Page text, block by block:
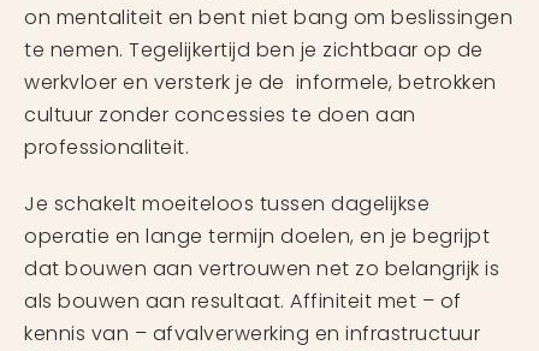
on mentaliteit en bent niet bang om beslissingen
te nemen. Tegelijkertijd ben je zichtbaar op de
werkvloer en versterk je de informele, betrokken
cultuur zonder concessies te doen aan
professionaliteit.
Je schakelt moeiteloos tussen dagelijkse
operatie en lange termijn doelen, en je begrijpt
dat bouwen aan vertrouwen net zo belangrijk is
als bouwen aan resultaat. Affiniteit met – of
kennis van – afvalverwerking en infrastructuur